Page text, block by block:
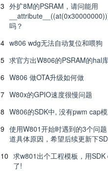
3 外扩8M的PSRAM，请问能用
吗？
4 w806 wdg无法自动复位和喂狗
5 求官方出W806的PSRAM的hal
6 W806 做OTA升级如何做
7 W80x的GPIO速度很慢问题
8 W806的SDK中, 没有pwm cap
9 使用W801开始时遇到的3个问
道具体原因，希望后续更新下
10 求w801出个工程模板，用
了!